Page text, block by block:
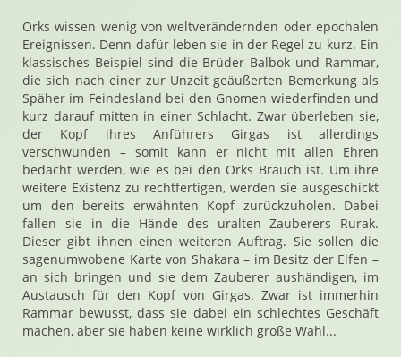
Orks wissen wenig von weltverändernden oder epochalen
Ereignissen. Denn dafür leben sie in der Regel zu kurz. Ein
klassisches Beispiel sind die Brüder Balbok und Rammar,
die sich nach einer zur Unzeit geäußerten Bemerkung als
Späher im Feindesland bei den Gnomen wiederfinden und
kurz darauf mitten in einer Schlacht. Zwar überleben sie,
der Kopf ihres Anführers Girgas ist allerdings
verschwunden – somit kann er nicht mit allen Ehren
bedacht werden, wie es bei den Orks Brauch ist. Um ihre
weitere Existenz zu rechtfertigen, werden sie ausgeschickt
um den bereits erwähnten Kopf zurückzuholen. Dabei
fallen sie in die Hände des uralten Zauberers Rurak.
Dieser gibt ihnen einen weiteren Auftrag. Sie sollen die
sagenumwobene Karte von Shakara – im Besitz der Elfen –
an sich bringen und sie dem Zauberer aushändigen, im
Austausch für den Kopf von Girgas. Zwar ist immerhin
Rammar bewusst, dass sie dabei ein schlechtes Geschäft
machen, aber sie haben keine wirklich große Wahl...